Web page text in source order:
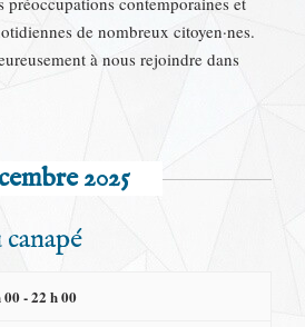
de nombreux citoyen·nes.
à nous rejoindre dans
2025
00-22 h 00